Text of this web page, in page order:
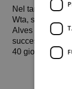
Nel tardo
Wta, se la
Alves numero
successo,
40 giorni.